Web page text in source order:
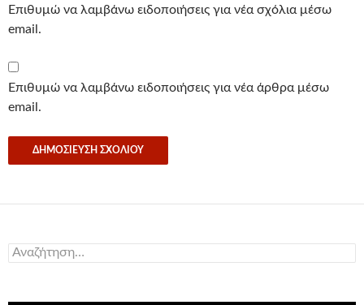
Επιθυμώ να λαμβάνω ειδοποιήσεις για νέα σχόλια μέσω
email.
Επιθυμώ να λαμβάνω ειδοποιήσεις για νέα άρθρα μέσω
email.
Αναζήτηση
για: